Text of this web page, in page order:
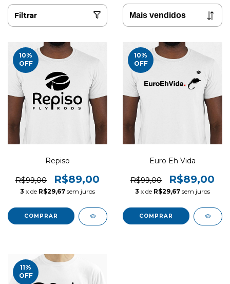
Filtrar
10%
OFF
Repiso
R$99,00 R$89,00
3 x de R$29,67 sem juros
COMPRAR
10%
OFF
Euro Eh Vida
R$99,00 R$89,00
3 x de R$29,67 sem juros
COMPRAR
11%
OFF